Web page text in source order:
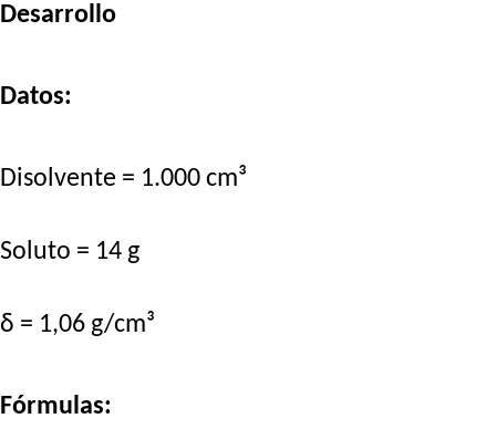
Desarrollo
Datos:
Disolvente = 1.000 cm³
Soluto = 14 g
δ = 1,06 g/cm³
Fórmulas: